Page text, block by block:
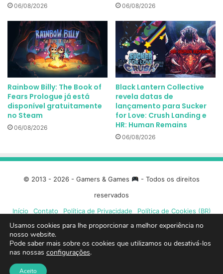
06/08/2026 06/08/2026
Rainbow Billy: The Book of
Fears Prologue já está
disponível gratuitamente
no Steam
06/08/2026
Black Lantern Collective
revela datas de
lançamento para Sucker
for Love: Crush Landing e
HR: Human Remains
06/08/2026
© 2013 - 2026 - Gamers & Games
- Todos os direitos
reservados
Início
Contato Política de Privacidade Política de Cookies (BR)
Facebook
X
Usamos cookies para lhe proporcionar a melhor experiência no
nosso website.
Pode saber mais sobre os cookies que utilizamos ou desativá-los
nas nossas configurações.
Aceito